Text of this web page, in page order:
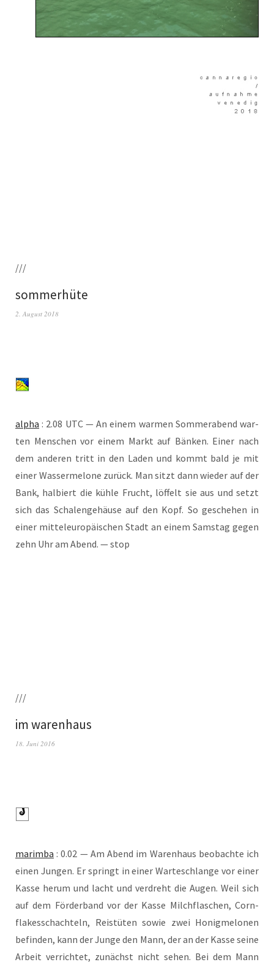
///
sommerhüte
2. August 2018
alpha : 2.08 UTC — An einem war­men Som­mer­abend war­
ten Men­schen vor einem Markt auf Bän­ken. Einer nach
dem ande­ren tritt in den Laden und kommt bald je mit
einer Was­ser­me­lo­ne zurück. Man sitzt dann wie­der auf der
Bank, hal­biert die küh­le Frucht, löf­felt sie aus und setzt
sich das Scha­len­ge­häu­se auf den Kopf. So gesche­hen in
einer mit­tel­eu­ro­päi­schen Stadt an einem Sams­tag gegen
zehn Uhr am Abend. — stop
///
im warenhaus
18. Juni 2016
marim­ba : 0.02 — Am Abend im Waren­haus beob­ach­te ich
einen Jun­gen. Er springt in einer War­te­schlan­ge vor einer
Kas­se her­um und lacht und ver­dreht die Augen. Weil sich
auf dem För­der­band vor der Kas­se Milch­fla­schen, Corn­
flakes­schach­teln, Reistü­ten sowie zwei Honig­me­lo­nen
befin­den, kann der Jun­ge den Mann, der an der Kas­se sei­ne
Arbeit ver­rich­tet, zunächst nicht sehen. Bei dem Mann